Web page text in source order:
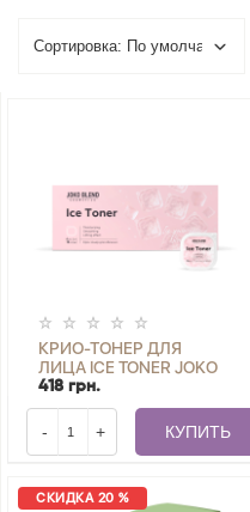
КРИО-ТОНЕР ДЛЯ
ЛИЦА ICE TONER JOKO
BLEND 6 ШТ. Х 10 МЛ
418 грн.
- + КУПИТЬ
СКИДКА 20 %